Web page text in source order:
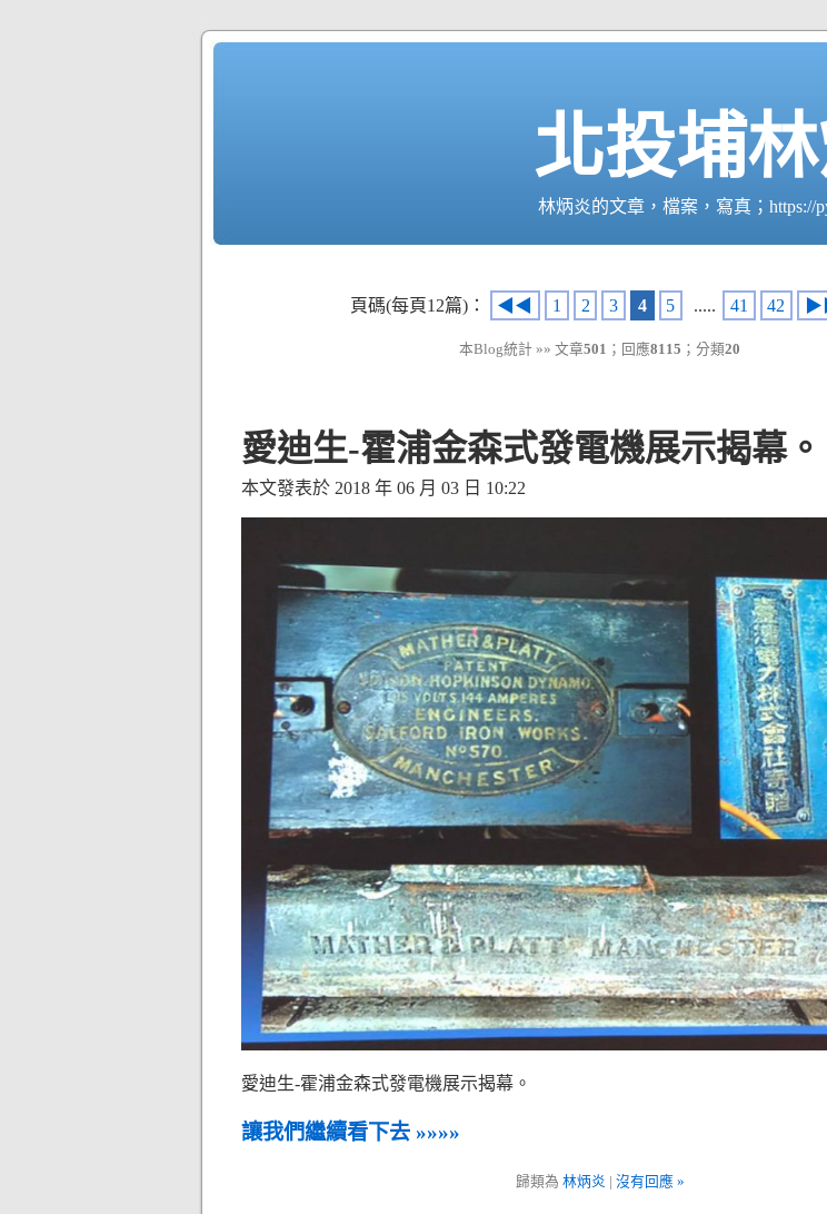
北投埔
林炳炎的文章，檔案，寫真；https://
頁碼(每頁12篇)： ◀◀ 1 2 3 4 5 ..... 41 42
本Blog統計 »» 文章501 ；回應8115 ；分類20
愛迪生-霍浦金森式發電機展示揭幕。
本文發表於 2018 年 06 月 03 日 10:22
愛迪生-霍浦金森式發電機展示揭幕。
讓我們繼續看下去 »»»»
歸類為 林炳炎 沒有回應 »